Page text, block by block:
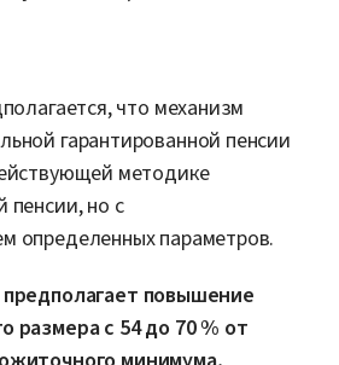
что механизм
гарантированной пенсии
методике
пенсии, но с
определенных параметров.
повышение
размера с 54 до 70 % от